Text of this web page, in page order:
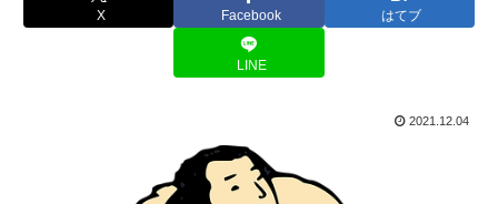
X Facebook はてブ
LINE
2021.12.04